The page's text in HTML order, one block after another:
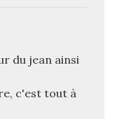
du jean ainsi
c'est tout à